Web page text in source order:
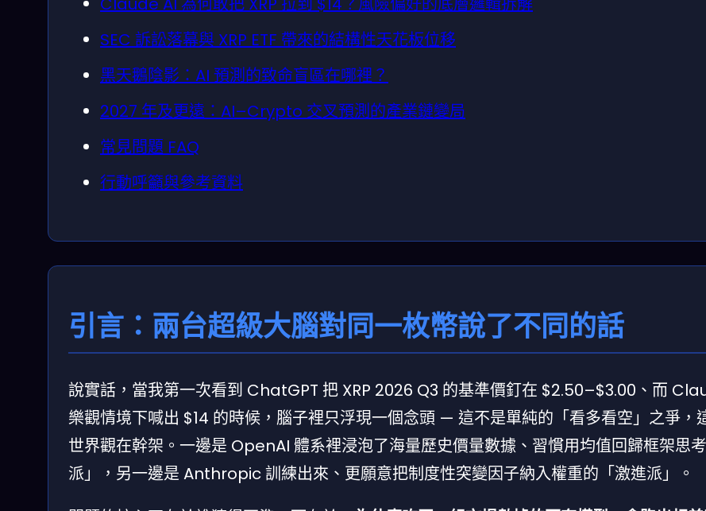
SEC 訴訟落幕與 XRP ETF 帶來的結構性天花板位移
黑天鵝陰影：AI 預測的致命盲區在哪裡？
2027 年及更遠：AI–Crypto 交叉預測的產業鏈變局
常見問題 FAQ
行動呼籲與參考資料
引言：兩台超級大腦對同一枚幣說了不同的話
說實話，當我第一次看到 ChatGPT 把 XRP 2026 Q3 的基準價釘在 $2.50–$3.00、而
樂觀情境下喊出 $14 的時候，腦子裡只浮現一個念頭 — 這不是單純的「看多看空」之爭，
世界觀在幹架。一邊是 OpenAI 體系裡浸泡了海量歷史價量數據、習慣用均值回歸框架思
派」，另一邊是 Anthropic 訓練出來、更願意把制度性突變因子納入權重的「激進派」。